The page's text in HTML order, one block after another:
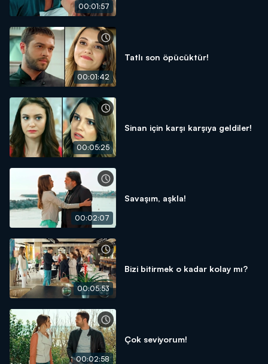
00:01:57
00:01:42
Tatlı son öpücüktür!
00:05:25
Sinan için karşı karşıya geldiler!
00:02:07
Savaşım, aşkla!
00:05:53
Bizi bitirmek o kadar kolay mı?
00:02:58
Çok seviyorum!